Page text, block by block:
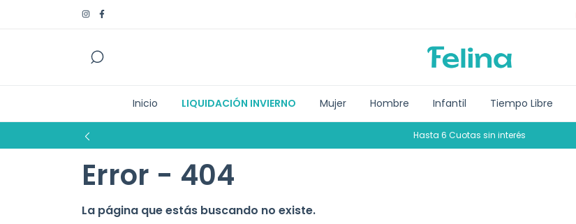
Inicio LIQUIDACIÓN INVIERNO Mujer Hombre Infantil Tiempo Libre
Hasta 6 Cuotas sin interés
Error - 404
La página que estás buscando no existe.